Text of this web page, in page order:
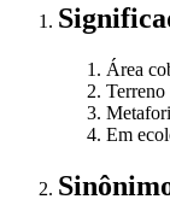
Área
Terreno
Em